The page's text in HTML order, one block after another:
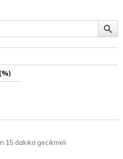
(%)
15 dakika gecikmeli